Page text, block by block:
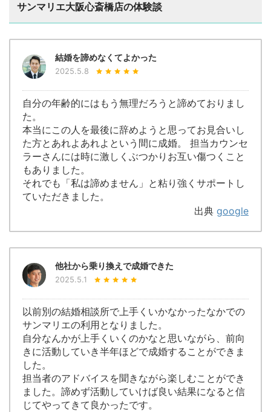
サンマリエ大阪心斎橋店の体験談
結婚を諦めなくてよかった
2025.5.8
自分の年齢的にはもう無理だろうと諦めておりまし
た。
本当にこの人を最後に辞めようと思ってお見合いし
た方とあれよあれよという間に成婚。 担当カウンセ
ラーさんには時に激しくぶつかりお互い傷つくこと
もありました。
それでも「私は諦めません」と粘り強くサポートし
ていただきました。
出典 google
他社から乗り換えで成婚できた
2025.5.1
以前別の結婚相談所で上手くいかなかったなかでの
サンマリエの利用となりました。
自分なんかが上手くいくのかなと思いながら、前向
きに活動していき半年ほどで成婚することができま
した。
担当者のアドバイスを聞きながら楽しむことができ
ました。諦めず活動していけば良い結果になると信
じてやってきて良かったです。